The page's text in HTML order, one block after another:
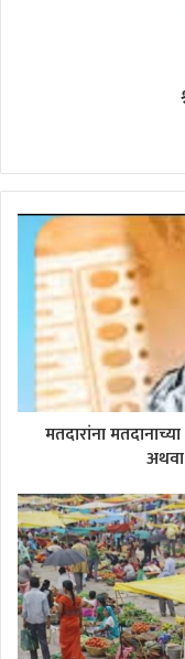
मतदारांना